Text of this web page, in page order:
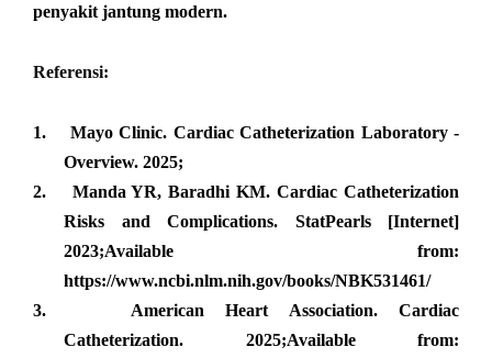
penyakit jantung modern.
Referensi:
1.
Mayo Clinic. Cardiac Catheterization Laboratory -
Overview. 2025;
2.
Manda YR, Baradhi KM. Cardiac Catheterization
Risks and Complications. StatPearls [Internet]
2023;Available from:
https://www.ncbi.nlm.nih.gov/books/NBK531461/
3.
American Heart Association. Cardiac
Catheterization. 2025;Available from: